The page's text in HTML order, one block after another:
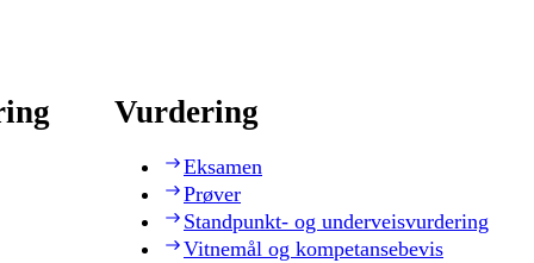
Vurdering
Eksamen
Prøver
Standpunkt- og underveisvurdering
Vitnemål og kompetansebevis